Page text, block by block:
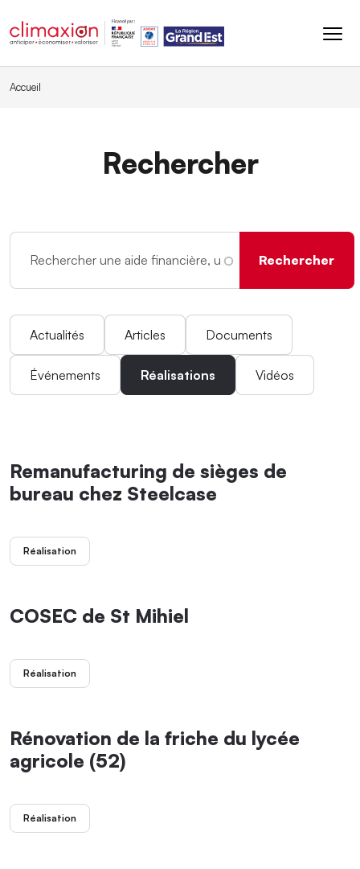
Accueil
Rechercher
Actualités Articles Documents
Événements Réalisations Vidéos
Remanufacturing de sièges de
bureau chez Steelcase
Réalisation
COSEC de St Mihiel
Réalisation
Rénovation de la friche du lycée
agricole (52)
Réalisation